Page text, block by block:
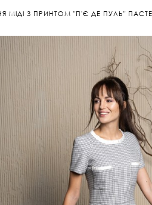
МІДІ З ПРИНТОМ "П'Є ДЕ ПУЛЬ"